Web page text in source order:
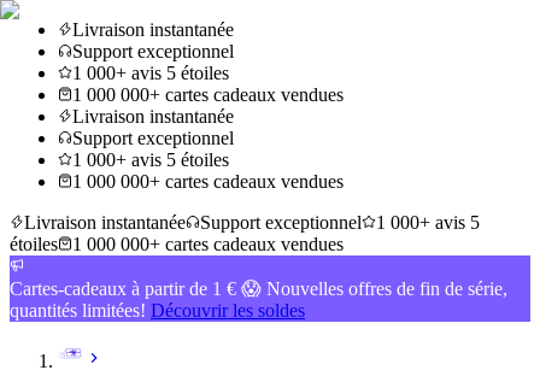
Livraison instantanée
Support exceptionnel
1 000+ avis 5 étoiles
1 000 000+ cartes cadeaux vendues
Livraison instantanée
Support exceptionnel
1 000+ avis 5 étoiles
1 000 000+ cartes cadeaux vendues
Livraison instantanée
Support exceptionnel
1 000+ avis 5
étoiles
1 000 000+ cartes cadeaux vendues
Cartes-cadeaux à partir de 1 € 😱 Nouvelles offres de fin de série,
quantités limitées! Découvrir les soldes